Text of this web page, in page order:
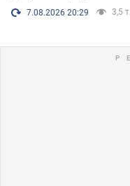
7.08.2026 20:29 3,5 т.